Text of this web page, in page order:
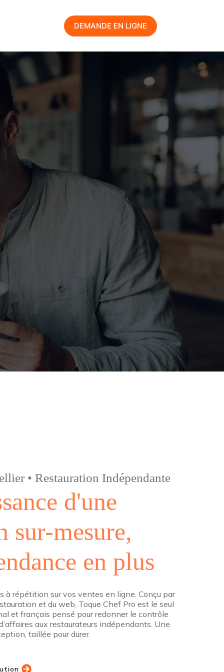
DEMANDE EN LIGNE
• Restauration Indépendante
d'une
sur-mesure,
en plus
à répétition sur vos ventes en ligne. Conçu par
et du web, Toque Chef Pro est le seul
et français pensé pour redonner le contrôle
aux restaurateurs indépendants. Une
taillée pour durer.